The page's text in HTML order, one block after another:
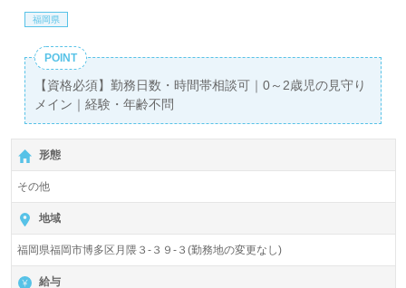
福岡県
POINT
【資格必須】勤務日数・時間帯相談可｜0～2歳児の見守り
メイン｜経験・年齢不問
形態
その他
地域
福岡県福岡市博多区月隈３-３９-３(勤務地の変更なし)
給与